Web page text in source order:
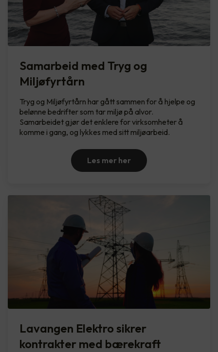
Samarbeid med Tryg og
Miljøfyrtårn
Tryg og Miljøfyrtårn har gått sammen for å hjelpe og
belønne bedrifter som tar miljø på alvor.
Samarbeidet gjør det enklere for virksomheter å
komme i gang, og lykkes med sitt miljøarbeid.
Les mer her
Lavangen Elektro sikrer
kontrakter med bærekraft